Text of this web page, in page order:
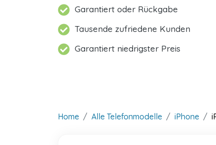
Garantiert oder Rückgabe
Tausende zufriedene Kunden
Garantiert niedrigster Preis
Home Alle Telefonmodelle iPhone